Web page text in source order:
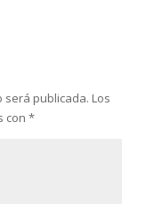
será publicada. Los
con *